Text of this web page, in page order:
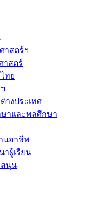
าสตร์ฯ
าสตร์
ทย
างประเทศ
าและพลศึกษา
นอาชีพ
ผู้เรียน
นุน